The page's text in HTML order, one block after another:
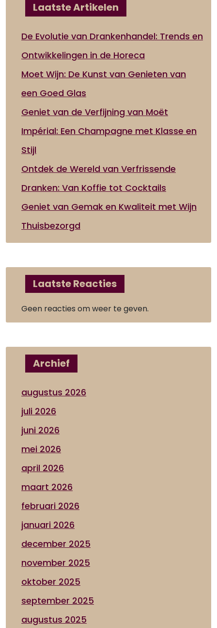
Laatste Artikelen
De Evolutie van Drankenhandel: Trends en
Ontwikkelingen in de Horeca
Moet Wijn: De Kunst van Genieten van
een Goed Glas
Geniet van de Verfijning van Moët
Impérial: Een Champagne met Klasse en
Stijl
Ontdek de Wereld van Verfrissende
Dranken: Van Koffie tot Cocktails
Geniet van Gemak en Kwaliteit met Wijn
Thuisbezorgd
Laatste Reacties
Geen reacties om weer te geven.
Archief
augustus 2026
juli 2026
juni 2026
mei 2026
april 2026
maart 2026
februari 2026
januari 2026
december 2025
november 2025
oktober 2025
september 2025
augustus 2025